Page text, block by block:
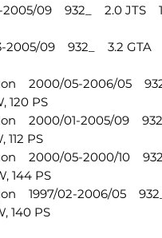
09 932_ 2.0 JTS
09 932_ 3.2 GTA
2000/05-2006/05
120 PS
2000/01-2005/09
PS
2000/05-2000/10
144 PS
1997/02-2006/05
140 PS